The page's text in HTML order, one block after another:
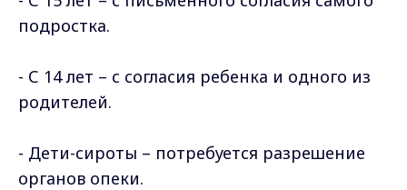
подростка.
- С 14 лет – с согласия ребенка и одного из
родителей.
- Дети-сироты – потребуется разрешение
органов опеки.